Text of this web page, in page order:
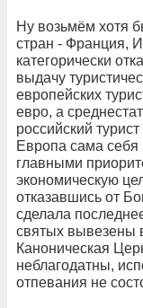
Ну возьмём хотя
стран - Франция,
категорически
выдачу
европейских
евро, а
российский
Европа сама себя
главными
экономическую
отказавшись от
сделала
святых вывезены
Каноническая
неблагодатны,
отпевания не